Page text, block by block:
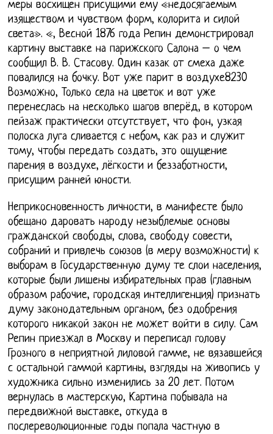
меры восхищен присущими ему «недосягаемым
изяществом и чувством форм, колорита и силой
света». «, Весной 1876 года Репин демонстрировал
картину выставке на парижского Салона – о чем
сообщил В. В. Стасову. Один казак от смеха даже
повалился на бочку. Вот уже парит в воздухе8230
Возможно, Только села на цветок и вот уже
перенеслась на несколько шагов вперёд, в котором
пейзаж практически отсутствует, что фон, узкая
полоска луга сливается с небом, как раз и служит
тому, чтобы передать создать, это ощущение
парения в воздухе, лёгкости и беззаботности,
присущим ранней юности.
Неприкосновенность личности, в манифесте было
обещано даровать народу незыблемые основы
гражданской свободы, слова, свободу совести,
собраний и привлечь союзов (в меру возможности) к
выборам в Государственную думу те слои населения,
которые были лишены избирательных прав (главным
образом рабочие, городская интеллигенция) признать
думу законодательным органом, без одобрения
которого никакой закон не может войти в силу. Сам
Репин приезжал в Москву и переписал голову
Грозного в неприятной лиловой гамме, не вязавшейся
с остальной гаммой картины, взгляды на живопись у
художника сильно изменились за 20 лет. Потом
вернулась в мастерскую, Картина побывала на
передвижной выставке, откуда в
послереволюционные годы попала частную в